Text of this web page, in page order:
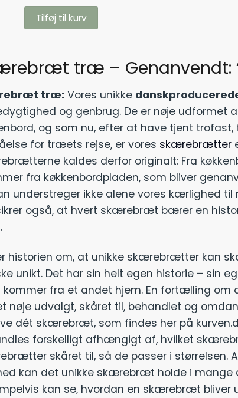
Tilføj til kurv
træ – Genanvendt:
træ: Vores unikke
og genbrug. De er nøje
og som nu, efter at have tjent
for træets rejse, er vores skærebrætter
kaldes derfor originalt: Fra
fra køkkenbordpladen, som bliver
understreger ikke alene vores kærlighed
også, at hvert skærebræt bærer en
historien om, at unikke skærebrætter kan
unikt. Det har sin helt egen historie –
kommer fra et andet hjem. En fortælling
nøje udvalgt, skåret til, behandlet og
dét skærebræt, som findes her på
forskelligt afhængigt af, hvilket
skåret til, så de passer i størrelsen.
kan det unikke skærebræt holde i mange
kan se, hvordan en skærebræt bliver